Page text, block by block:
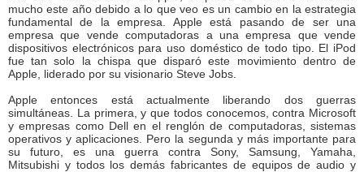
mucho este año debido a lo que veo es un cambio en la estrategia
fundamental de la empresa. Apple está pasando de ser una
empresa que vende computadoras a una empresa que vende
dispositivos electrónicos para uso doméstico de todo tipo. El iPod
fue tan solo la chispa que disparó este movimiento dentro de
Apple, liderado por su visionario Steve Jobs.
Apple entonces está actualmente liberando dos guerras
simultáneas. La primera, y que todos conocemos, contra Microsoft
y empresas como Dell en el renglón de computadoras, sistemas
operativos y aplicaciones. Pero la segunda y más importante para
su futuro, es una guerra contra Sony, Samsung, Yamaha,
Mitsubishi y todos los demás fabricantes de equipos de audio y